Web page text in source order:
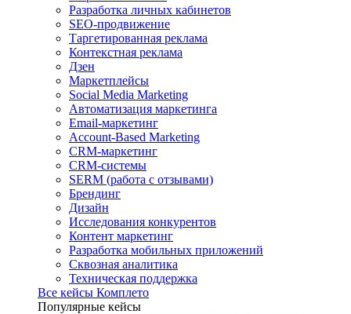
Разработка личных кабинетов
SEO-продвижение
Таргетированная реклама
Контекстная реклама
Дзен
Маркетплейсы
Social Media Marketing
Автоматизация маркетинга
Email-маркетинг
Account-Based Marketing
CRM-маркетинг
CRM-системы
SERM (работа с отзывами)
Брендинг
Дизайн
Исследования конкурентов
Контент маркетинг
Разработка мобильных приложений
Сквозная аналитика
Техническая поддержка
Все кейсы Комплето
Популярные кейсы